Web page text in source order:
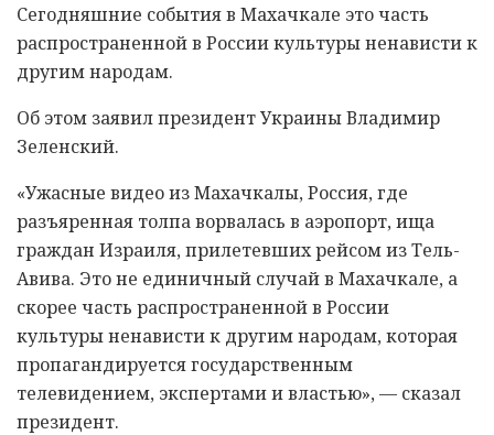
Сегодняшние события в Махачкале это часть
распространенной в России культуры ненависти к
другим народам.
Об этом заявил президент Украины Владимир
Зеленский.
«Ужасные видео из Махачкалы, Россия, где
разъяренная толпа ворвалась в аэропорт, ища
граждан Израиля, прилетевших рейсом из Тель-
Авива. Это не единичный случай в Махачкале, а
скорее часть распространенной в России
культуры ненависти к другим народам, которая
пропагандируется государственным
телевидением, экспертами и властью», — сказал
президент.